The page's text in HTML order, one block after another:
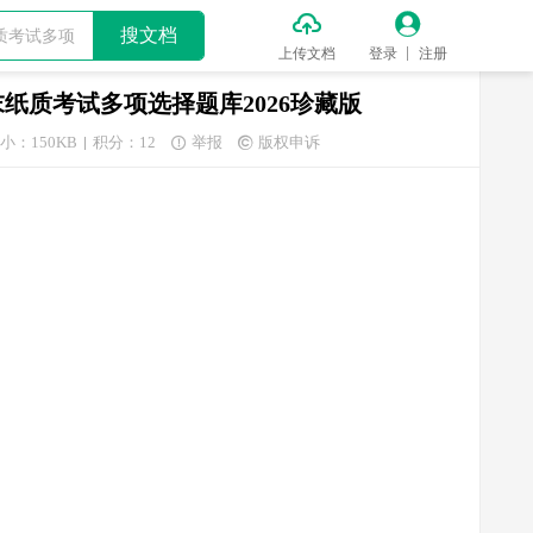
搜文档 
上传文档

登录 注册
质考试多项选择题库2026珍藏版
：150KB 积分：12  举报  版权申诉